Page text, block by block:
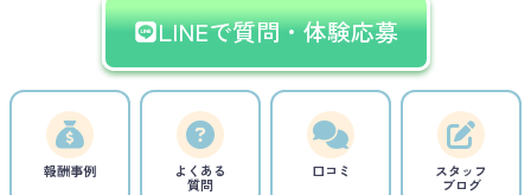
LINEで質問・体験応募
報酬事例 よくある
質問
口コミ スタッフ
ブログ